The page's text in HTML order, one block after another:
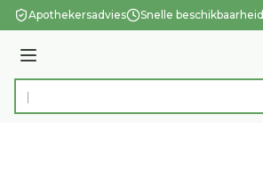
Ga naar de inhoud
Apothekersadvies Snelle beschikbaarheid
Menu
Product, merk, categorie...